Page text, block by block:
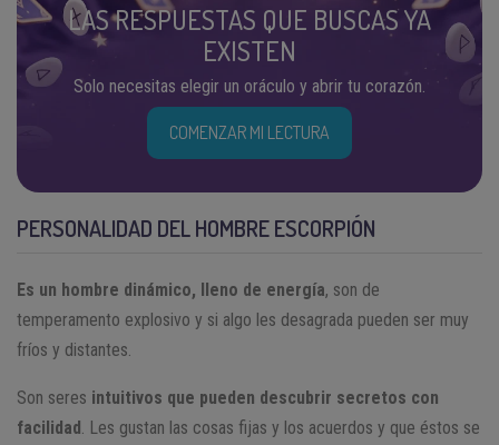
LAS RESPUESTAS QUE BUSCAS YA
EXISTEN
Solo necesitas elegir un oráculo y abrir tu corazón.
COMENZAR MI LECTURA
PERSONALIDAD DEL HOMBRE ESCORPIÓN
Es un hombre dinámico, lleno de energía, son de
temperamento explosivo y si algo les desagrada pueden ser muy
fríos y distantes.
Son seres intuitivos que pueden descubrir secretos con
facilidad . Les gustan las cosas fijas y los acuerdos y que éstos se